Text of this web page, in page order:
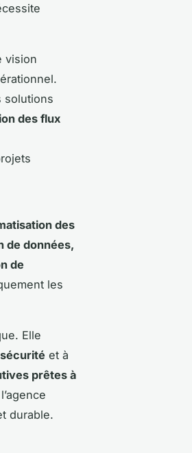
vision
solutions
des flux
des
de données,
de
les
Elle
sécurité et à
prêtes à
durable.